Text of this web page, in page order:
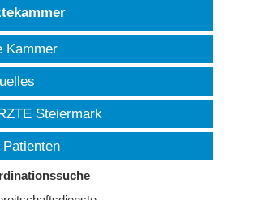
Kammer
Steiermark
Patienten